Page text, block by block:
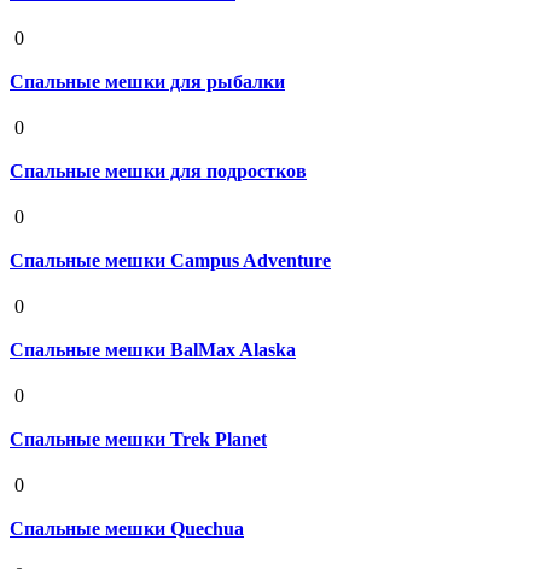
0
Спальные мешки для рыбалки
0
Спальные мешки для подростков
0
Спальные мешки Campus Adventure
0
Спальные мешки BalMax Alaska
0
Спальные мешки Trek Planet
0
Спальные мешки Quechua